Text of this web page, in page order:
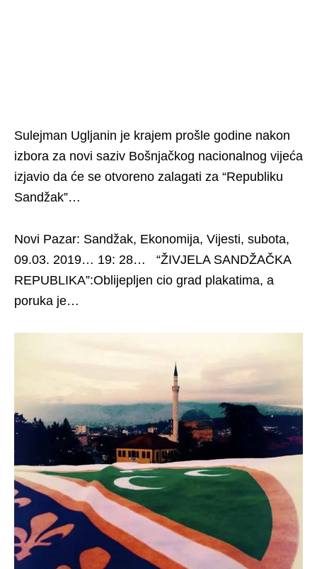
Sulejman Ugljanin je krajem prošle godine nakon
izbora za novi saziv Bošnjačkog nacionalnog vijeća
izjavio da će se otvoreno zalagati za “Republiku
Sandžak”…
Novi Pazar: Sandžak, Ekonomija, Vijesti, subota,
09.03. 2019… 19: 28… “ŽIVJELA SANDŽAČKA
REPUBLIKA”:Oblijepljen cio grad plakatima, a
poruka je…